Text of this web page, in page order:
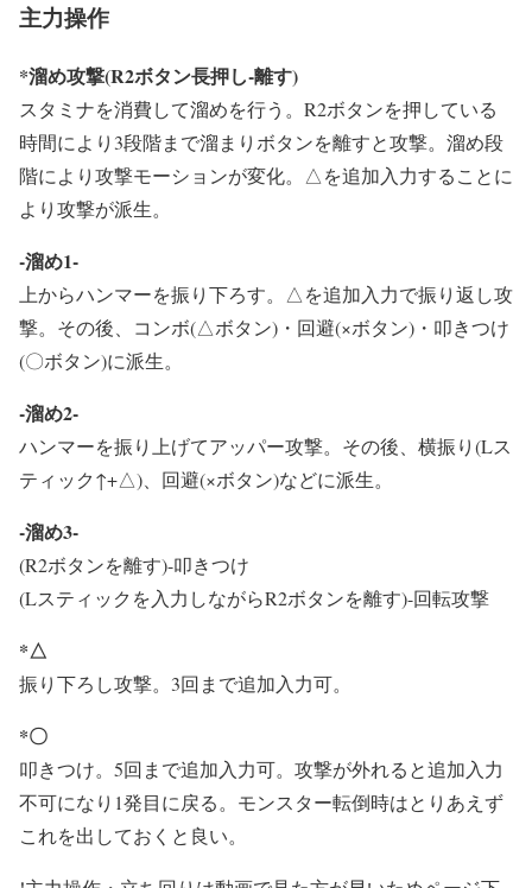
主力操作
*溜め攻撃(R2ボタン長押し-離す)
スタミナを消費して溜めを行う。R2ボタンを押している
時間により3段階まで溜まりボタンを離すと攻撃。溜め段
階により攻撃モーションが変化。△を追加入力することに
より攻撃が派生。
-溜め1-
上からハンマーを振り下ろす。△を追加入力で振り返し攻
撃。その後、コンボ(△ボタン)・回避(×ボタン)・叩きつけ
(〇ボタン)に派生。
-溜め2-
ハンマーを振り上げてアッパー攻撃。その後、横振り(Lス
ティック↑+△)、回避(×ボタン)などに派生。
-溜め3-
(R2ボタンを離す)-叩きつけ
(Lスティックを入力しながらR2ボタンを離す)-回転攻撃
*△
振り下ろし攻撃。3回まで追加入力可。
*〇
叩きつけ。5回まで追加入力可。攻撃が外れると追加入力
不可になり1発目に戻る。モンスター転倒時はとりあえず
これを出しておくと良い。